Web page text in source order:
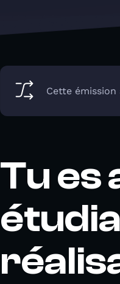
Cette
Tu es